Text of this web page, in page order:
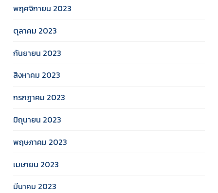
พฤศจิกายน 2023
ตุลาคม 2023
กันยายน 2023
สิงหาคม 2023
กรกฎาคม 2023
มิถุนายน 2023
พฤษภาคม 2023
เมษายน 2023
มีนาคม 2023